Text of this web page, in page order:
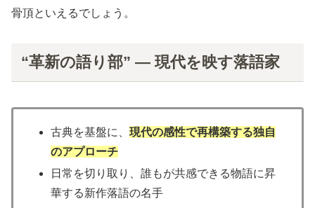
骨頂といえるでしょう。
“革新の語り部” ― 現代を映す落語家
古典を基盤に、現代の感性で再構築する独自
のアプローチ
日常を切り取り、誰もが共感できる物語に昇
華する新作落語の名手